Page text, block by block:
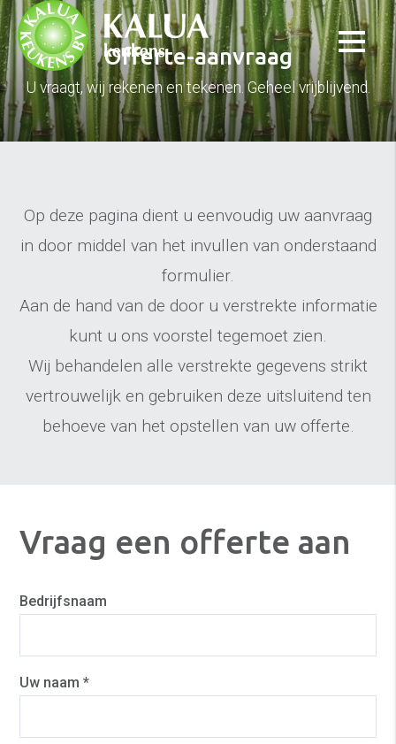
Offerte-aanvraag
U vraagt, wij rekenen en tekenen. Geheel vrijblijvend.
Op deze pagina dient u eenvoudig uw aanvraag
in door middel van het invullen van onderstaand
formulier.
Aan de hand van de door u verstrekte informatie
kunt u ons voorstel tegemoet zien.
Wij behandelen alle verstrekte gegevens strikt
vertrouwelijk en gebruiken deze uitsluitend ten
behoeve van het opstellen van uw offerte.
Vraag een offerte aan
Bedrijfsnaam
Uw naam *